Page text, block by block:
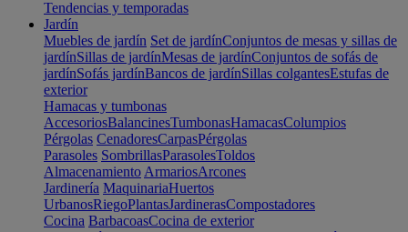
Tendencias y temporadas
Jardín
Muebles de jardín Set de jardínConjuntos de mesas y sillas de
jardínSillas de jardínMesas de jardínConjuntos de sofás de
jardínSofás jardínBancos de jardínSillas colgantesEstufas de
exterior
Hamacas y tumbonas
AccesoriosBalancinesTumbonasHamacasColumpios
Pérgolas CenadoresCarpasPérgolas
Parasoles SombrillasParasolesToldos
Almacenamiento ArmariosArcones
Jardinería MaquinariaHuertos
UrbanosRiegoPlantasJardinerasCompostadores
Cocina BarbacoasCocina de exterior